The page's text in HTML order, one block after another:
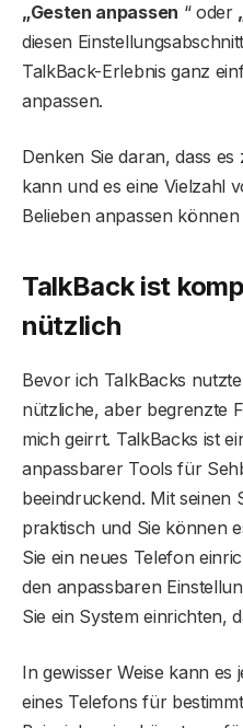
„Gesten anpassen “ oder
diesen
TalkBack-Erlebnis ganz
anpassen.
Denken Sie daran, dass
kann und es eine Vielzahl
Belieben anpassen können
TalkBack ist
nützlich
Bevor ich TalkBacks
nützliche, aber begrenzte
mich geirrt. TalkBacks ist
anpassbarer Tools für
beeindruckend. Mit seinen
praktisch und Sie können
Sie ein neues Telefon
den anpassbaren
Sie ein System einrichten,
In gewisser Weise kann es
eines Telefons für